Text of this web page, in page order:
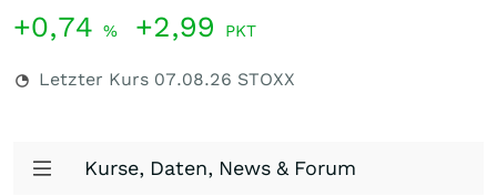
+0,74 % +2,99 PKT
Letzter Kurs 07.08.26 STOXX
Kurse, Daten, News & Forum